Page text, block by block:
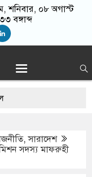
, শনিবার, ০৮ অগাস্ট
বঙ্গাব্দ
১২ ,সারাদেশ
সদস্য মাফরুহী